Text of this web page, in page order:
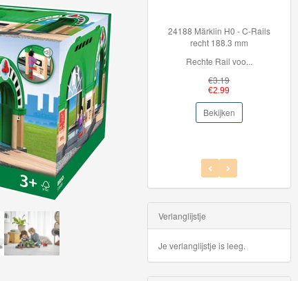
24188 Märklin H0 - C-Rails
recht 188.3 mm
Rechte Rail voo...
€3.19
€2.99
Bekijken
Verlanglijstje
Je verlanglijstje is leeg.